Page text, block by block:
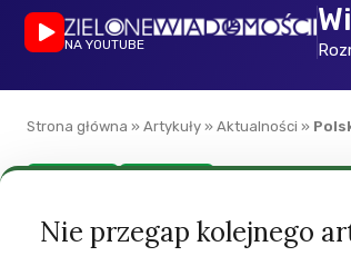
NA YOUTUBE
Strona główna » Artykuły » Aktualności »
Polska bez
Nie przegap kolejnego